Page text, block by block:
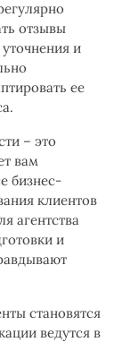
отзывы
и
ее
– это
вам
бизнес-
клиентов
агентства
и
становятся
ведутся в